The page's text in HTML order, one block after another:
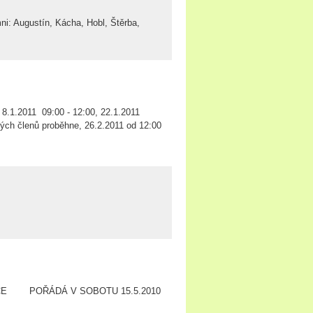
Augustín, Kácha, Hobl, Štěrba,
09:00 - 12:00, 22.1.2011
členů proběhne, 26.2.2011 od 12:00
POŘÁDÁ V SOBOTU 15.5.2010